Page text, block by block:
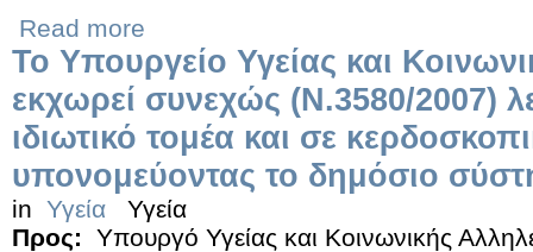
Read more
Το Υπουργείο Υγείας και
εκχωρεί συνεχώς (Ν.3580/2007)
ιδιωτικό τομέα και σε
υπονομεύοντας το δημόσιο
in Υγεία
Υγεία
Προς:
Υπουργό Υγείας και Κοινωνικής